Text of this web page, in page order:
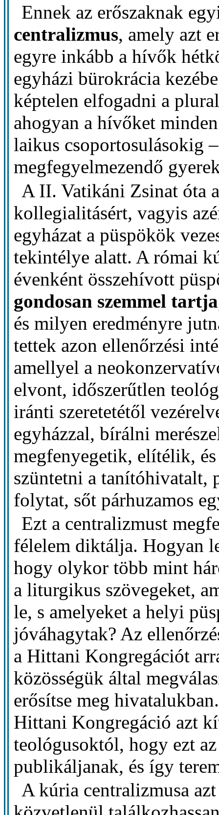
Ennek az erőszaknak
centralizmus, amely azt
egyre inkább a hívők
egyházi bürokrácia
képtelen elfogadni a
ahogyan a hívőket
laikus csoportosulásokig
megfegyelmezendő
A II. Vatikáni Zsinat óta
kollegialitásért, vagyis
egyházat a püspökök
tekintélye alatt. A római
évenként összehívott
gondosan szemmel tartja
és milyen eredményre
tettek azon ellenőrzési
amellyel a
elvont, időszerűtlen
iránti szeretetétől
egyházzal, bírálni
megfenyegetik, elítélik,
szüntetni a tanítóhivatalt,
folytat, sőt párhuzamos
Ezt a centralizmust
félelem diktálja. Hogyan
hogy olykor több mint
a liturgikus szövegeket,
le, s amelyeket a helyi
jóváhagytak? Az
a Hittani Kongregációt
közösségük által
erősítse meg
Hittani Kongregáció azt
teológusoktól, hogy ezt
publikáljanak, és így
A kúria centralizmusa